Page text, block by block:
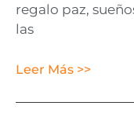
regalo paz,
las
Leer Más >>